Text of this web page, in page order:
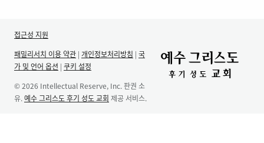
접근성 지원
패밀리서치 이용 약관 | 개인정보처리방침 | 국
가 및 언어 옵션 | 쿠키 설정
© 2026 Intellectual Reserve, Inc. 판권 소
유. 예수 그리스도 후기 성도 교회 제공 서비스.